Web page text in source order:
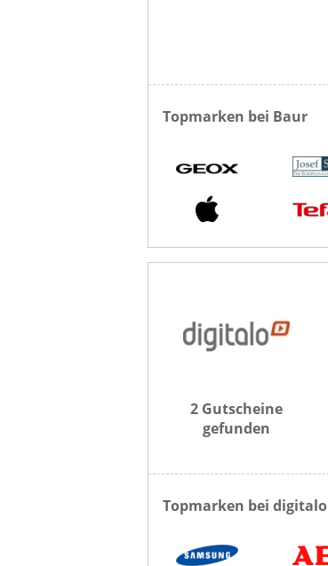
Topmarken bei Baur
2 Gutscheine
gefunden
Topmarken bei digitalo